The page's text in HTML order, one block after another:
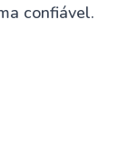
confiável.